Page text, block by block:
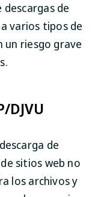
de
varios tipos de
un riesgo grave
DJVU
de
sitios web no
los archivos y